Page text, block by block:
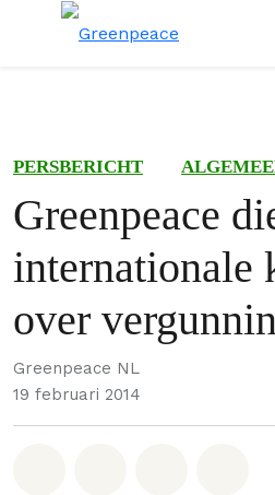
PERSBERICHT
Greenpeace
internationale
over
Greenpeace NL
19 februari 2014